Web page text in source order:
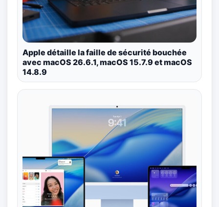
Apple détaille la faille de sécurité bouchée
avec macOS 26.6.1, macOS 15.7.9 et macOS
14.8.9